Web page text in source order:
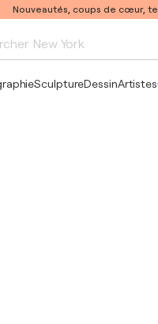
Nouveautés, coups de cœur,
New York
SculptureDessinArtistes